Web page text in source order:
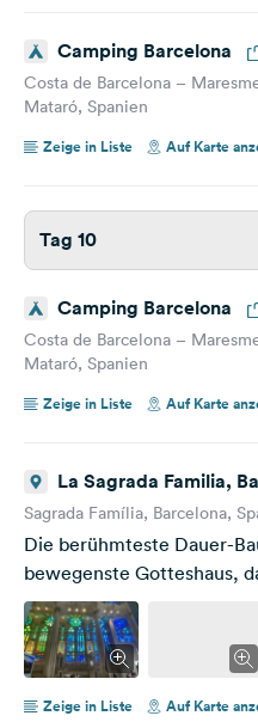
Camping Barcelona
Costa de Barcelona –
Mataró, Spanien
Zeige in Liste
Auf Karte
Tag 10
Camping Barcelona
Costa de Barcelona –
Mataró, Spanien
Zeige in Liste
Auf Karte
La Sagrada Familia,
Sagrada Família, Barcelona,
Die berühmteste Dauer-
bewegenste Gotteshaus,
Zeige in Liste Auf Karte